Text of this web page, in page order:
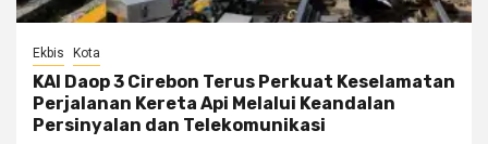
Ekbis Kota
KAI Daop 3 Cirebon Terus Perkuat Keselamatan
Perjalanan Kereta Api Melalui Keandalan
Persinyalan dan Telekomunikasi